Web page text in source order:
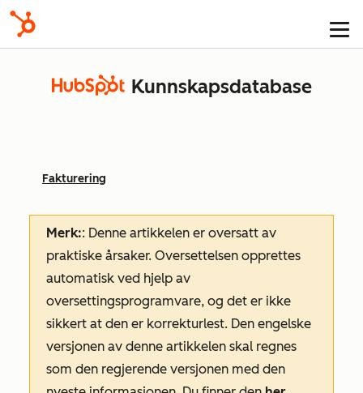
Kunnskapsdatabase
Fakturering
Merk:: Denne artikkelen er oversatt av
praktiske årsaker. Oversettelsen opprettes
automatisk ved hjelp av
oversettingsprogramvare, og det er ikke
sikkert at den er korrekturlest. Den engelske
versjonen av denne artikkelen skal regnes
som den regjerende versjonen med den